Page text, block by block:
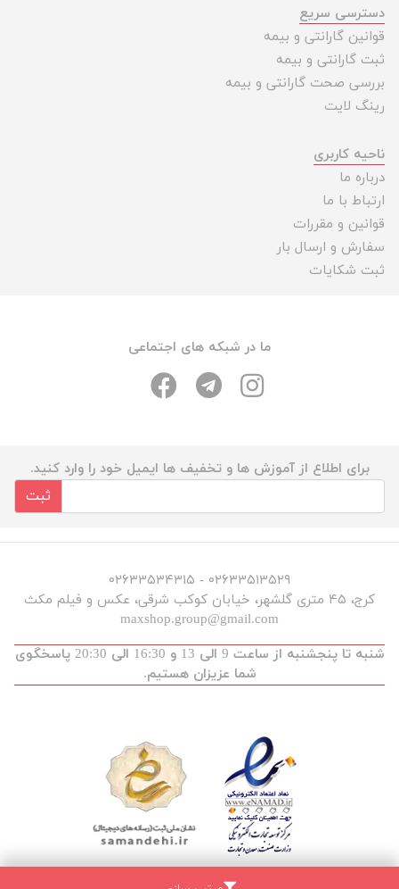
دسترسی سریع
قوانین گارانتی و بیمه
ثبت گارانتی و بیمه
بررسی صحت گارانتی و بیمه
رینگ لایت
ناحیه کاربری
درباره ما
ارتباط با ما
قوانین و مقررات
سفارش و ارسال بار
ثبت شکایات
ما در شبکه های اجتماعی
برای اطلاع از آموزش ها و تخفیف ها ایمیل خود را وارد کنید.
ثبت
۰۲۶۳۳۵۱۳۵۲۹ - ۰۲۶۳۳۵۳۴۳۱۵
کرج، ۴۵ متری گلشهر، خیابان کوکب شرقی، عکس و فیلم مکث
maxshop.group@gmail.com
شنبه تا پنجشنبه از ساعت 9 الی 13 و 16:30 الی 20:30 پاسخگوی
شما عزیزان هستیم.